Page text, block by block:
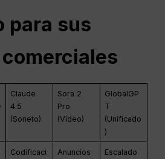
para sus
Claude
4.5
(Soneto)
Sora 2
Pro
(Vídeo)
GlobalGP
T
(Unificado
)
Codificaci
Anuncios
Escalado